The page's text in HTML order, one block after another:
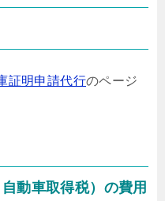
証明申請代行のページ
動車取得税）の費用